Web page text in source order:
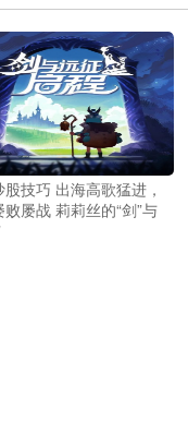
技巧 出海高歌猛进，
败屡战 莉莉丝的“剑”与